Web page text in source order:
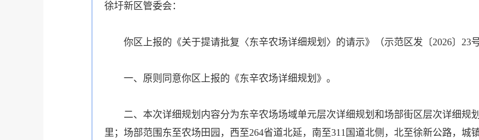
徐圩新区管委会：
你区上报的《关于提请批复〈东辛农场详细规划〉的请示》（示范区发〔2026〕23
一、原则同意你区上报的《东辛农场详细规划》。
二、本次详细规划内容分为东辛农场场域单元层次详细规划和场部街区层次详细规
里；场部范围东至农场田园，西至264省道北延，南至311国道北侧，北至徐新公路，城